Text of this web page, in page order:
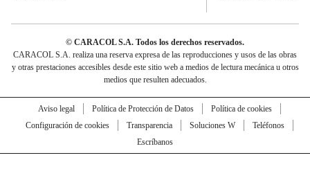
© CARACOL S.A. Todos los derechos reservados.
CARACOL S.A. realiza una reserva expresa de las reproducciones y usos de las obras
y otras prestaciones accesibles desde este sitio web a medios de lectura mecánica u otros
medios que resulten adecuados.
Aviso legal Política de Protección de Datos
Política de cookies
Configuración de cookies
Transparencia Soluciones W
Teléfonos
Escríbanos